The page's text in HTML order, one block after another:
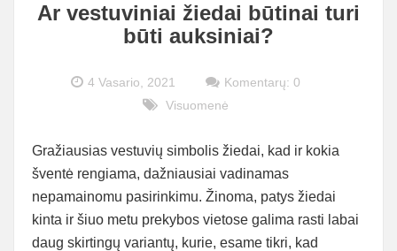
Ar vestuviniai žiedai būtinai turi
būti auksiniai?
4 Vasario, 2021
Komentarų: 0
Visuomenė
Gražiausias vestuvių simbolis žiedai, kad ir kokia
šventė rengiama, dažniausiai vadinamas
nepamainomu pasirinkimu. Žinoma, patys žiedai
kinta ir šiuo metu prekybos vietose galima rasti labai
daug skirtingų variantų, kurie, esame tikri, kad